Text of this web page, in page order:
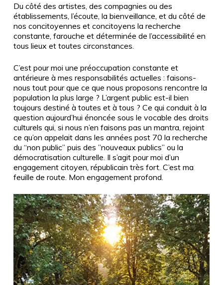
Du côté des artistes, des compagnies ou des
établissements, l’écoute, la bienveillance, et du côté de
nos concitoyennes et concitoyens la recherche
constante, farouche et déterminée de l’accessibilité en
tous lieux et toutes circonstances.
C’est pour moi une préoccupation constante et
antérieure à mes responsabilités actuelles : faisons-
nous tout pour que ce que nous proposons rencontre la
population la plus large ? L’argent public est-il bien
toujours destiné à toutes et à tous ? Ce qui conduit à la
question aujourd’hui énoncée sous le vocable des droits
culturels qui, si nous n’en faisons pas un mantra, rejoint
ce qu’on appelait dans les années post 70 la recherche
du “non public” puis des ”nouveaux publics” ou la
démocratisation culturelle. Il s’agit pour moi d’un
engagement citoyen, républicain très fort. C’est ma
feuille de route. Mon engagement profond.